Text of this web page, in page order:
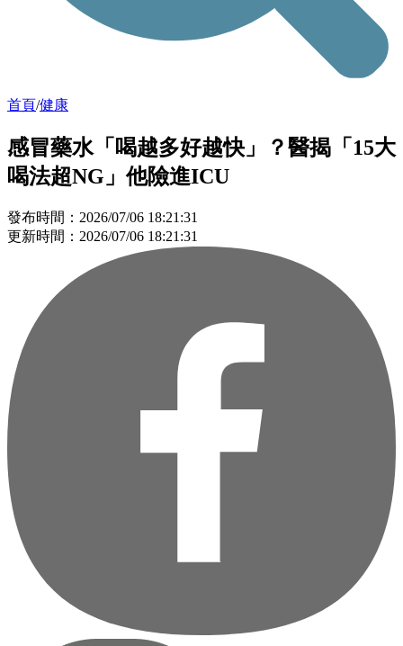
首頁/健康
感冒藥水「喝越多好越快」？醫揭「15大
喝法超NG」他險進ICU
發布時間：2026/07/06 18:21:31
更新時間：2026/07/06 18:21:31